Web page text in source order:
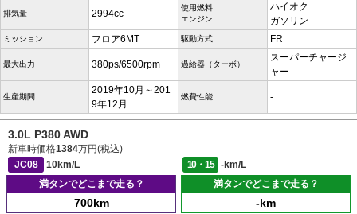
排気量 2994cc
使用燃料
エンジン
ハイオク
ガソリン
ミッション フロア6MT 駆動方式 FR
最大出力 380ps/6500rpm 過給器（ターボ）
スーパーチャージ
ャー
生産期間
2019年10月～201
9年12月
燃費性能 -
3.0L P380 AWD
新車時価格1384万円(税込)
JC08
10km/L 10・15
-km/L
満タンでどこまで走る？
700km
満タンでどこまで走る？
-km